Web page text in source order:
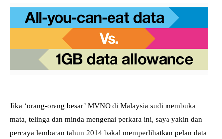
Jika ‘orang-orang besar’ MVNO di Malaysia sudi membuka
mata, telinga dan minda mengenai perkara ini, saya yakin dan
percaya lembaran tahun 2014 bakal memperlihatkan pelan data